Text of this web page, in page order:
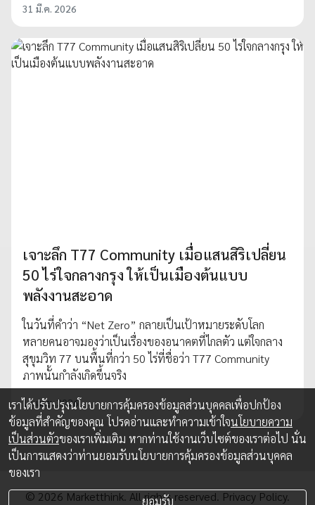
31 มี.ค. 2026
เจาะลึก T77 Community เมื่อแสนสิริเปลี่ยน
50 ไร่ใจกลางกรุง ให้เป็นเมืองต้นแบบ
พลังงานสะอาด
ในวันที่คำว่า “Net Zero” กลายเป็นเป้าหมายระดับโลก
หลายคนอาจมองว่าเป็นเรื่องของอนาคตที่ไกลตัว แต่ใจกลาง
สุขุมวิท 77 บนพื้นที่กว่า 50 ไร่ที่ชื่อว่า T77 Community
ภาพนั้นกำลังเกิดขึ้นจริง
17 เม.ย. 2026
© 2026 Marketthink. All rights reserved. Privacy Policy.
เราได้ปรับปรุงนโยบายการคุ้มครองข้อมูลส่วนบุคคลเพื่อปกป้อง
ข้อมูลที่สำคัญของคุณ โปรดอ่านและทำความเข้าใจนโยบายความ
เป็นส่วนตัวของเราเพิ่มเติม หากท่านใช้งานเว็บไซต์ของเราต่อไป นั่น
เป็นการแสดงว่าท่านยอมรับนโยบายการคุ้มครองข้อมูลส่วนบุคคล
ของเรา
ยอมรับ